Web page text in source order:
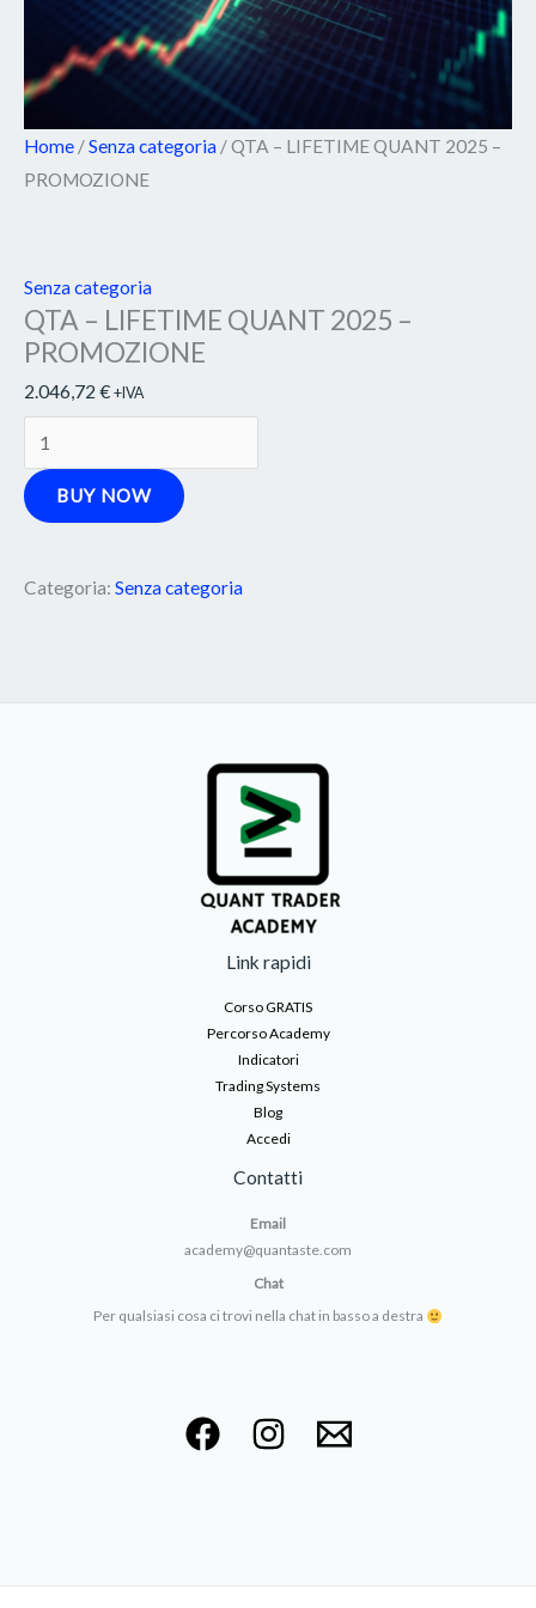
Home /Senza categoria / QTA – LIFETIME QUANT 2025 –
PROMOZIONE
Senza categoria
QTA – LIFETIME QUANT 2025 –
PROMOZIONE
2.046,72 € +IVA
BUY NOW
Categoria: Senza categoria
Link rapidi
Corso GRATIS
Percorso Academy
Indicatori
Trading Systems
Blog
Accedi
Contatti
Email
academy@quantaste.com
Chat
Per qualsiasi cosa ci trovi nella chat in basso a destra